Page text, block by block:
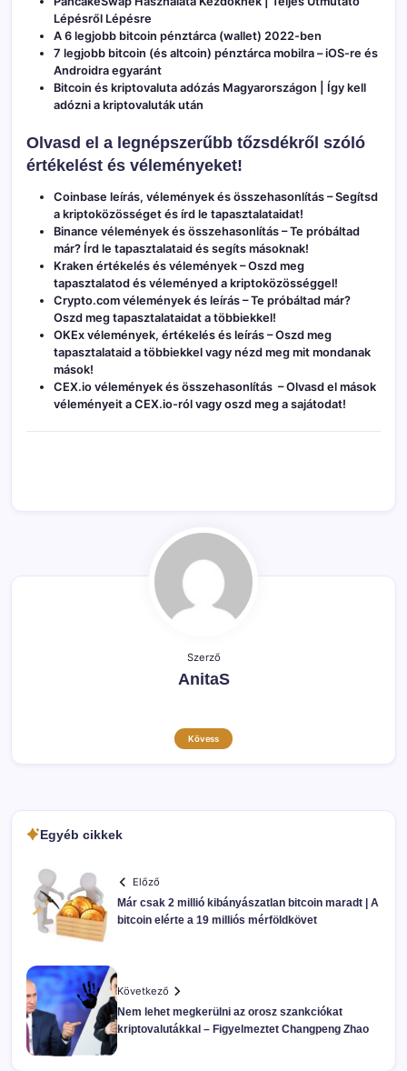
Lépésről Lépésre
A 6 legjobb bitcoin pénztárca (wallet) 2022-ben
7 legjobb bitcoin (és altcoin) pénztárca mobilra – iOS-re és
Androidra egyaránt
Bitcoin és kriptovaluta adózás Magyarországon | Így kell
adózni a kriptovaluták után
Olvasd el a legnépszerűbb tőzsdékről szóló
értékelést és véleményeket!
Coinbase leírás, vélemények és összehasonlítás – Segítsd
a kriptoközösséget és írd le tapasztalataidat!
Binance vélemények és összehasonlítás – Te próbáltad
már? Írd le tapasztalataid és segíts másoknak!
Kraken értékelés és vélemények – Oszd meg
tapasztalatod és véleményed a kriptoközösséggel!
Crypto.com vélemények és leírás – Te próbáltad már?
Oszd meg tapasztalataidat a többiekkel!
OKEx vélemények, értékelés és leírás – Oszd meg
tapasztalataid a többiekkel vagy nézd meg mit mondanak
mások!
CEX.io vélemények és összehasonlítás – Olvasd el mások
véleményeit a CEX.io-ról vagy oszd meg a sajátodat!
Szerző
AnitaS
Kövess
Egyéb cikkek
Előző
Már csak 2 millió kibányászatlan bitcoin maradt | A
bitcoin elérte a 19 milliós mérföldkövet
Következő
Nem lehet megkerülni az orosz szankciókat
kriptovalutákkal – Figyelmeztet Changpeng Zhao